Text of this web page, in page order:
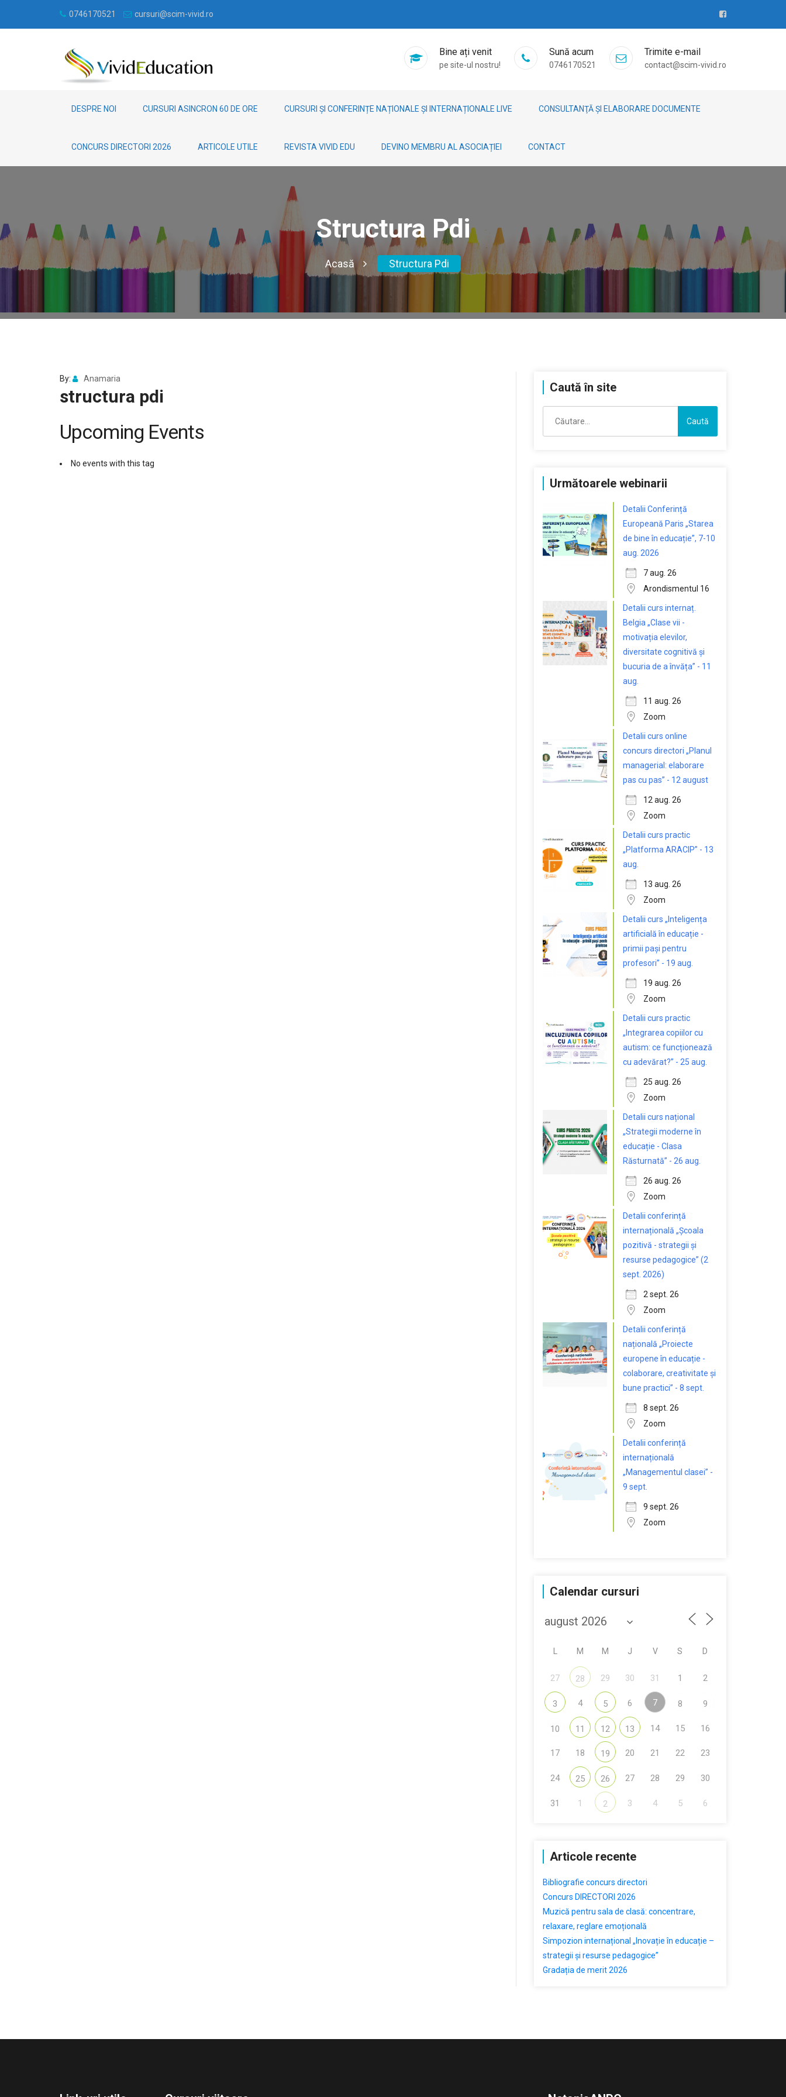
0746170521 cursuri@scim-vivid.ro
Bine ați venit
pe site-ul nostru!
Sună acum
0746170521
Trimite e-mail
contact@scim-vivid.ro
DESPRE NOI CURSURI ASINCRON 60 DE ORE CURSURI ȘI CONFERINȚE NAȚIONALE ȘI INTERNAȚIONALE LIVE CONSULTANŢĂ ȘI ELABORARE DOCUMENTE
CONCURS DIRECTORI 2026 ARTICOLE UTILE REVISTA VIVID EDU DEVINO MEMBRU AL ASOCIAȚIEI CONTACT
Structura Pdi
Acasă Structura Pdi
By: Anamaria
structura pdi
Upcoming Events
No events with this tag
Caută în site
după:
Următoarele webinarii
Detalii Conferință
Europeană Paris „Starea
de bine în educație”, 7-10
aug. 2026
7 aug. 26
Arondismentul 16
Detalii curs internaț.
Belgia „Clase vii -
motivația elevilor,
diversitate cognitivă și
bucuria de a învăța” - 11
aug.
11 aug. 26
Zoom
Detalii curs online
concurs directori „Planul
managerial: elaborare
pas cu pas” - 12 august
12 aug. 26
Zoom
Detalii curs practic
„Platforma ARACIP” - 13
aug.
13 aug. 26
Zoom
Detalii curs „Inteligența
artificială în educație -
primii pași pentru
profesori” - 19 aug.
19 aug. 26
Zoom
Detalii curs practic
„Integrarea copiilor cu
autism: ce funcționează
cu adevărat?” - 25 aug.
25 aug. 26
Zoom
Detalii curs național
„Strategii moderne în
educație - Clasa
Răsturnată” - 26 aug.
26 aug. 26
Zoom
Detalii conferință
internațională „Școala
pozitivă - strategii și
resurse pedagogice” (2
sept. 2026)
2 sept. 26
Zoom
Detalii conferință
națională „Proiecte
europene în educație -
colaborare, creativitate și
bune practici” - 8 sept.
8 sept. 26
Zoom
Detalii conferință
internațională
„Managementul clasei” -
9 sept.
9 sept. 26
Zoom
Calendar cursuri
M M J V S D
27 28 29 30 31 1 2
3 4 5 6 7 8 9
10 11 12 13 14 15 16
17 18 19 20 21 22 23
24 25 26 27 28 29 30
31 1 2 3 4 5 6
Articole recente
Bibliografie concurs directori
Concurs DIRECTORI 2026
Muzică pentru sala de clasă: concentrare,
relaxare, reglare emoțională
Simpozion internațional „Inovație în educație –
strategii și resurse pedagogice”
Gradația de merit 2026